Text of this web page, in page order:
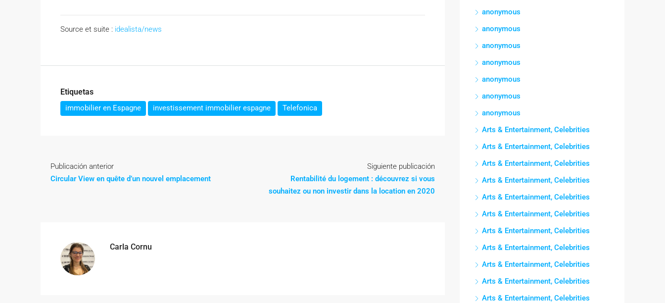
Source et suite : idealista/news
Etiquetas
immobilier en Espagne investissement immobilier espagne Telefonica
Publicación anterior
Circular View en quête d’un nouvel emplacement
Siguiente publicación
Rentabilité du logement : découvrez si vous
souhaitez ou non investir dans la location en 2020
Carla Cornu
anonymous
anonymous
anonymous
anonymous
anonymous
anonymous
anonymous
Arts & Entertainment, Celebrities
Arts & Entertainment, Celebrities
Arts & Entertainment, Celebrities
Arts & Entertainment, Celebrities
Arts & Entertainment, Celebrities
Arts & Entertainment, Celebrities
Arts & Entertainment, Celebrities
Arts & Entertainment, Celebrities
Arts & Entertainment, Celebrities
Arts & Entertainment, Celebrities
Arts & Entertainment, Celebrities